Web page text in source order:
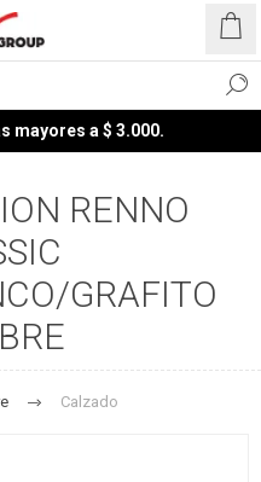
mayores a $ 3.000.
RENNO
GRAFITO
Calzado